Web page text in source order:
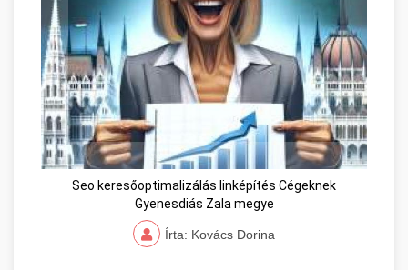
Seo keresőoptimalizálás linképítés Cégeknek
Gyenesdiás Zala megye
Írta: Kovács Dorina